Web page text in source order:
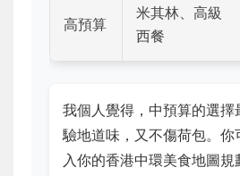
高預算
米其林、高級
西餐
我個人覺得，中預算的選擇
驗地道味，又不傷荷包。你
入你的香港中環美食地圖規